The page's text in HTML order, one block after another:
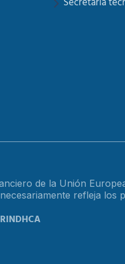
de la Unión
refleja los
RINDHCA